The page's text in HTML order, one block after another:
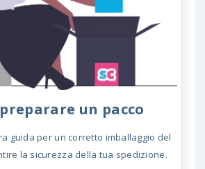
un pacco
guida per un corretto imballaggio del
la sicurezza della tua spedizione.